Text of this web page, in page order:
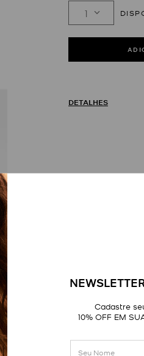
Cadastre
10% OFF EM
1
DETALHES